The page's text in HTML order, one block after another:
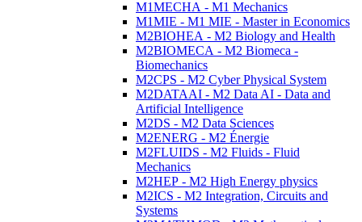
M1MECHA - M1 Mechanics
M1MIE - M1 MIE - Master in Economics
M2BIOHEA - M2 Biology and Health
M2BIOMECA - M2 Biomeca -
Biomechanics
M2CPS - M2 Cyber Physical System
M2DATAAI - M2 Data AI - Data and
Artificial Intelligence
M2DS - M2 Data Sciences
M2ENERG - M2 Énergie
M2FLUIDS - M2 Fluids - Fluid
Mechanics
M2HEP - M2 High Energy physics
M2ICS - M2 Integration, Circuits and
Systems